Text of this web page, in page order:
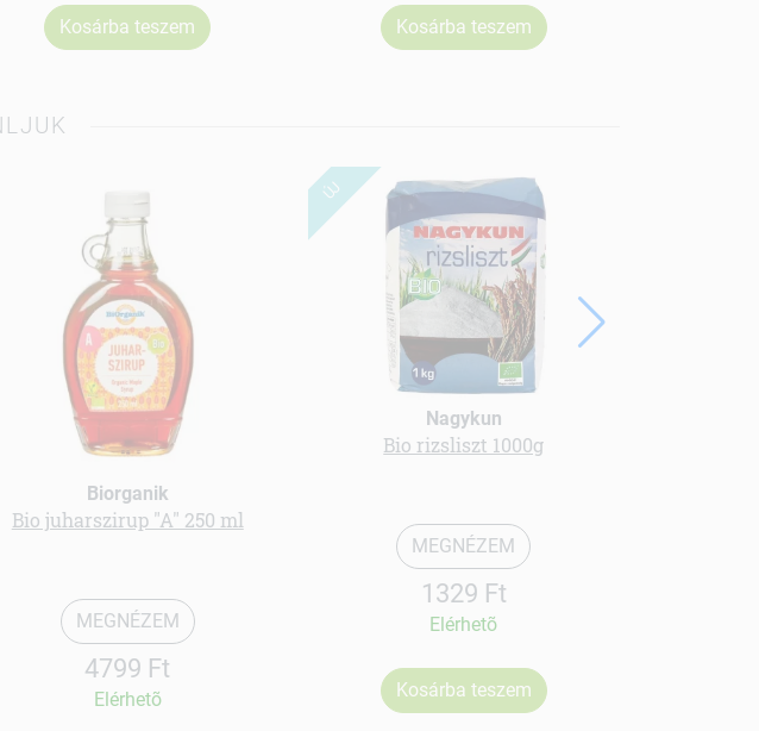
Kosárba teszem Kosárba teszem
Biorganik
Bio juharszirup "A" 250 ml
MEGNÉZEM
4799 Ft
Elérhetõ
ÚJ
Nagykun
Bio rizsliszt 1000g
MEGNÉZEM
1329 Ft
Elérhetõ
Kosárba teszem